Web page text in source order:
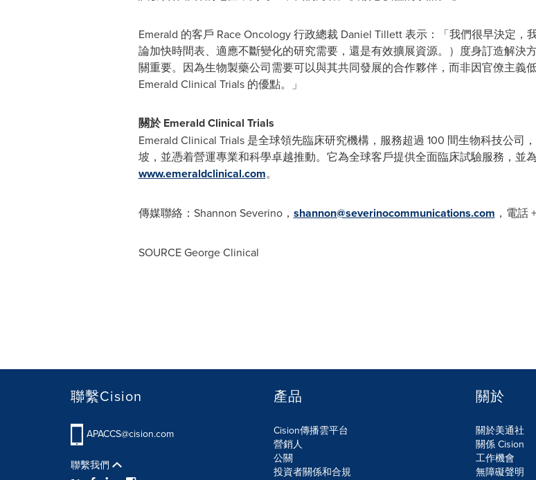
Emerald 的客戶 Race Oncology 行政總裁 Daniel Tillett表示：「我們很早決定，
論加快時間表、適應不斷變化的研究需要，還是有效擴展資源。）度身訂造解決
關重要。因為生物製藥公司需要可以與其共同發展的合作夥伴，而非因官僚主義
Emerald Clinical Trials 的優點。」
關於 Emerald Clinical Trials
Emerald Clinical Trials 是全球領先臨床研究機構，服務超過 100 間生物科技公司
坡，並憑着營運專業和科學卓越推動。它為全球客戶提供全面臨床試驗服務，並
www.emeraldclinical.com。
傳媒聯絡：Shannon Severino， shannon@severinocommunications.com ，電話
SOURCE George Clinical
聯繫Cision
APACCS@cision.com
聯繫我們
產品
Cision傳播雲平台
營銷人
公關
投資者關係和合規
關於
關於美通社
關係 Cision
工作機會
無障礙聲明